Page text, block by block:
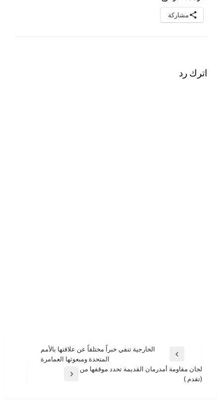
مشاركة
اترك رد
المقالات
المقالة
السابقة
الخارجية تنفي خبراً مختلقاً عن علاقتها بالأمم
المتحدة ومبعوثها العمامرة
المقالة
لجان مقاومة أمدرمان القديمة تحدد موقفها من
(تقدم )